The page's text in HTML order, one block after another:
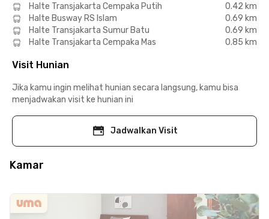
Halte Transjakarta Cempaka Putih
0.42 km
Halte Busway RS Islam
0.69 km
Halte Transjakarta Sumur Batu
0.69 km
Halte Transjakarta Cempaka Mas
0.85 km
Visit Hunian
Jika kamu ingin melihat hunian secara langsung, kamu bisa
menjadwakan visit ke hunian ini
Jadwalkan Visit
Kamar